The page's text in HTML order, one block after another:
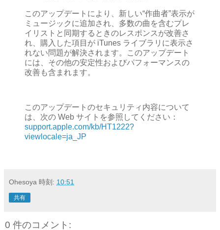
このアップデートにより、新しい“作曲者”表示が
ミュージックに追加され、多数の曲を含むプレ
イリストと同期するときのレスポンスが改善さ
れ、購入した項目が iTunes ライブラリに表示さ
れない問題が解決されます。このアップデート
には、その他の安定性およびパフォーマンスの
改善も含まれます。
このアップデートのセキュリティ内容について
は、次の Web サイトを参照してください：
support.apple.com/kb/HT1222?
viewlocale=ja_JP
Ohesoya 時刻: 10:51
共有
0 件のコメント: